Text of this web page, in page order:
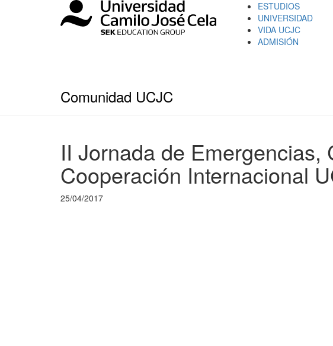
ESTUDIOS
UNIVERSIDAD
VIDA UCJC
ADMISIÓN
Comunidad UCJC
II Jornada de Emergencias,
Cooperación Internacional
25/04/2017